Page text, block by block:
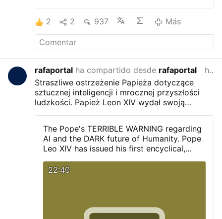
2 2 937 Más
rafaportal ha compartido desde rafaportal
hace 2 meses
Straszliwe ostrzeżenie Papieża dotyczące
sztucznej inteligencji i mrocznej przyszłości
ludzkości. Papież Leon XIV wydał swoją
oraz zagrożeń, jakie może ona ze sobą nieść.
The Pope's TERRIBLE WARNING regarding
AI and the DARK future of Humanity. Pope
Leo XIV has issued his first encyclical,
Artificial Intelligence and the dangers it
22:40